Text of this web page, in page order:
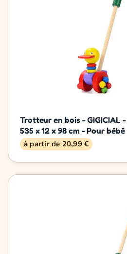
Trotteur en bois - GIGICIAL
535 x 12 x 98 cm - Pour
à partir de 20,99 €